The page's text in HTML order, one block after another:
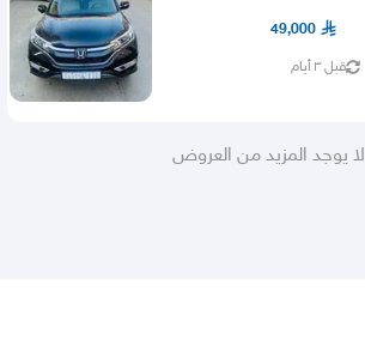
49,000
قبل ٣ أيام
لا يوجد المزيد من العروض